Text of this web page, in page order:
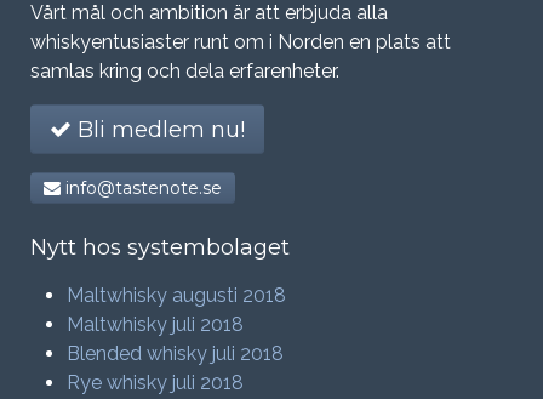
Vårt mål och ambition är att erbjuda alla
whiskyentusiaster runt om i Norden en plats att
samlas kring och dela erfarenheter.
Bli medlem nu!
info@tastenote.se
Nytt hos systembolaget
Maltwhisky augusti 2018
Maltwhisky juli 2018
Blended whisky juli 2018
Rye whisky juli 2018